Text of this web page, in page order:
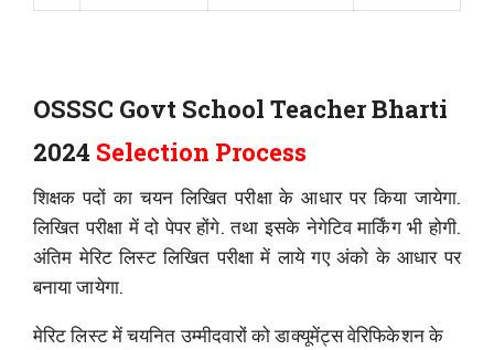
OSSSC Govt School Teacher Bharti
2024 Selection Process
शिक्षक पदों का चयन लिखित परीक्षा के आधार पर किया जायेगा.
लिखित परीक्षा में दो पेपर होंगे. तथा इसके नेगेटिव मार्किंग भी होगी.
अंतिम मेरिट लिस्ट लिखित परीक्षा में लाये गए अंको के आधार पर
बनाया जायेगा.
मेरिट लिस्ट में चयनित उम्मीदवारों को डाक्यूमेंट्स वेरिफिकेशन के